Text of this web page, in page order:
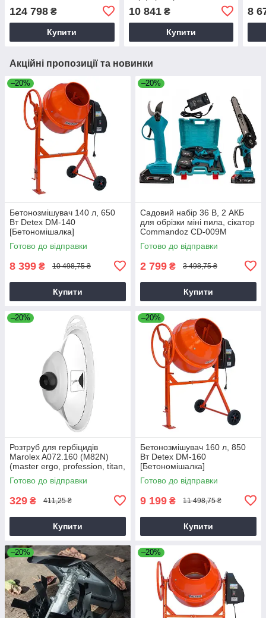
124 798 ₴
Купити
10 841₴
Купити
8
Акційні пропозиції та новинки
–20%
Бетонозмішувач 140 л, 650
Вт Detex DM-140
[Бетономішалка]
Готово до відправки
8 399 ₴ 10 498,75 ₴
Купити
–20%
Садовий набір 36 В, 2 АКБ
для обрізки міні пила, сікатор
Commandoz CD-009M
Готово до відправки
2 799 ₴ 3 498,75 ₴
Купити
–20%
Розтруб для гербіцидів
Marolex A072.160 (M82N)
(master ergo, profession, titan,
x-line)
Готово до відправки
329 ₴ 411,25 ₴
Купити
–20%
Бетонозмішувач 160 л, 850
Вт Detex DM-160
[Бетономішалка]
Готово до відправки
9 199 ₴ 11 498,75 ₴
Купити
–20% –20%